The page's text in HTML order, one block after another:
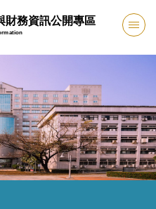
財務資訊公開專區